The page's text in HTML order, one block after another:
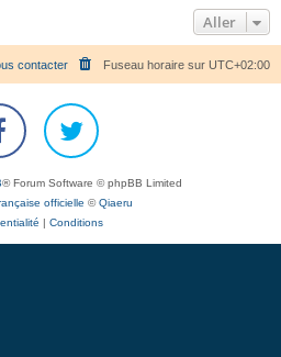
h
e
r
Aller
Fuseau horaire sur UTC+02:00
contacter
® Forum Software © phpBB Limited
officielle ©Qiaeru
| Conditions